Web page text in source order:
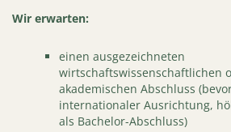
Wir erwarten:
einen ausgezeichneten
wirtschaftswissenschaftlichen
akademischen Abschluss
internationaler Ausrichtung,
als Bachelor-Abschluss)